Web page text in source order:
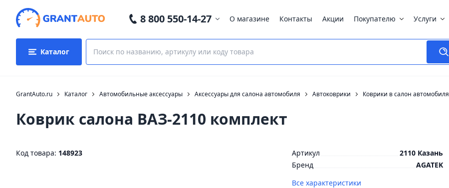
8 800 550-14-27 О магазине Контакты Акции Покупателю Услуги
Каталог
GrantAuto.ru Каталог Автомобильные аксессуары Аксессуары для салона автомобиля Автоковрики Коврики в салон автомобиля
Коврик салона ВАЗ-2110 комплект
Код товара: 148923 Артикул
2110 Казань
Бренд
AGATEK
Все характеристики